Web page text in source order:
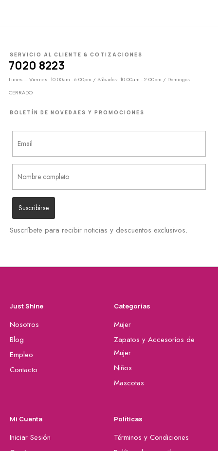
SERVICIO AL CLIENTE & COTIZACIONES
7020 8223
Lunes – Viernes: 10:00am - 6:00pm / Sábados: 10:00am - 2:00pm / Domingos
CERRADO
BOLETÍN DE NOVEDAES Y PROMOCIONES
Suscríbete para recibir noticias y descuentos exclusivos.
Just Shine
Nosotros
Blog
Empleo
Contacto
Categorías
Mujer
Zapatos y Accesorios de
Mujer
Niños
Mascotas
Mi Cuenta
Iniciar Sesión
Políticas
Términos y Condiciones